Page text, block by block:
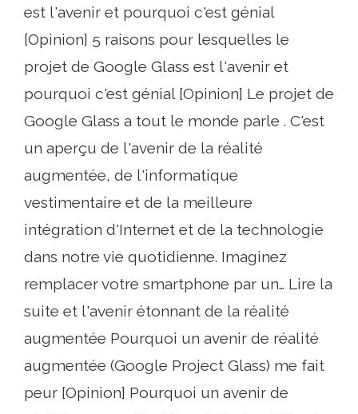
est l'avenir et pourquoi c'est génial
[Opinion] 5 raisons pour lesquelles le
projet de Google Glass est l'avenir et
pourquoi c'est génial [Opinion] Le projet de
Google Glass a tout le monde parle . C'est
un aperçu de l'avenir de la réalité
augmentée, de l'informatique
vestimentaire et de la meilleure
intégration d'Internet et de la technologie
dans notre vie quotidienne. Imaginez
remplacer votre smartphone par un… Lire la
suite et l'avenir étonnant de la réalité
augmentée Pourquoi un avenir de réalité
augmentée (Google Project Glass) me fait
peur [Opinion] Pourquoi un avenir de